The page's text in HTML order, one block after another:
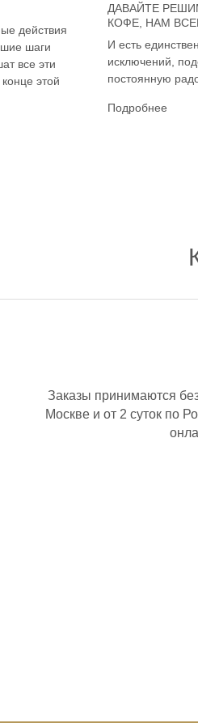
действия
шаги
все эти
этой
ДАВАЙТЕ
КОФЕ, НАМ
И есть
исключений,
постоянную
Подробнее
Заказы принимаются
Москве и от 2 суток по